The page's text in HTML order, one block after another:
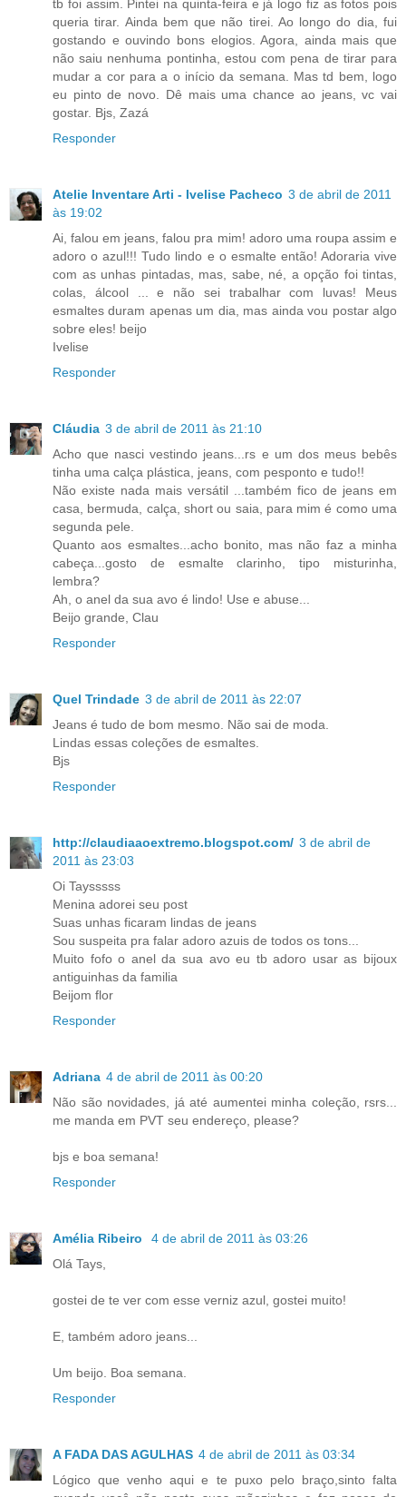
tb foi assim. Pintei na quinta-feira e já logo fiz as fotos pois
queria tirar. Ainda bem que não tirei. Ao longo do dia, fui
gostando e ouvindo bons elogios. Agora, ainda mais que
não saiu nenhuma pontinha, estou com pena de tirar para
mudar a cor para a o início da semana. Mas td bem, logo
eu pinto de novo. Dê mais uma chance ao jeans, vc vai
gostar. Bjs, Zazá
Responder
Atelie Inventare Arti - Ivelise Pacheco 3 de abril de 2011
às 19:02
Ai, falou em jeans, falou pra mim! adoro uma roupa assim e
adoro o azul!!! Tudo lindo e o esmalte então! Adoraria vive
com as unhas pintadas, mas, sabe, né, a opção foi tintas,
colas, álcool ... e não sei trabalhar com luvas! Meus
esmaltes duram apenas um dia, mas ainda vou postar algo
sobre eles! beijo
Ivelise
Responder
Cláudia 3 de abril de 2011 às 21:10
Acho que nasci vestindo jeans...rs e um dos meus bebês
tinha uma calça plástica, jeans, com pesponto e tudo!!
Não existe nada mais versátil ...também fico de jeans em
casa, bermuda, calça, short ou saia, para mim é como uma
segunda pele.
Quanto aos esmaltes...acho bonito, mas não faz a minha
cabeça...gosto de esmalte clarinho, tipo misturinha,
lembra?
Ah, o anel da sua avo é lindo! Use e abuse...
Beijo grande, Clau
Responder
Quel Trindade 3 de abril de 2011 às 22:07
Jeans é tudo de bom mesmo. Não sai de moda.
Lindas essas coleções de esmaltes.
Bjs
Responder
http://claudiaaoextremo.blogspot.com/ 3 de abril de
2011 às 23:03
Oi Taysssss
Menina adorei seu post
Suas unhas ficaram lindas de jeans
Sou suspeita pra falar adoro azuis de todos os tons...
Muito fofo o anel da sua avo eu tb adoro usar as bijoux
antiguinhas da familia
Beijom flor
Responder
Adriana 4 de abril de 2011 às 00:20
Não são novidades, já até aumentei minha coleção, rsrs...
me manda em PVT seu endereço, please?
bjs e boa semana!
Responder
Amélia Ribeiro
4 de abril de 2011 às 03:26
Olá Tays,
gostei de te ver com esse verniz azul, gostei muito!
E, também adoro jeans...
Um beijo. Boa semana.
Responder
A FADA DAS AGULHAS 4 de abril de 2011 às 03:34
Lógico que venho aqui e te puxo pelo braço,sinto falta